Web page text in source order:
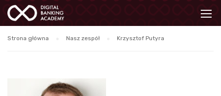
Strona główna Nasz zespół Krzysztof Putyra